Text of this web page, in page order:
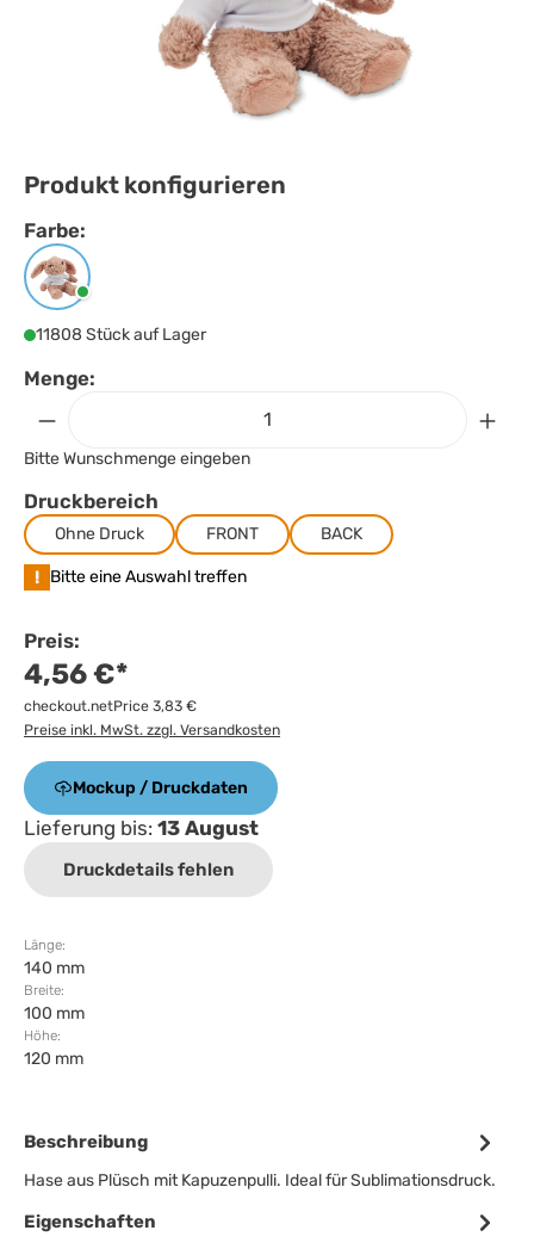
Produkt konfigurieren
Farbe:
Farbeauswählen
Weiss
11808 Stück auf Lager
Menge:
Bitte Wunschmenge eingeben
Druckbereich
Ohne Druck FRONT BACK
! Bitte eine Auswahl treffen
Preis:
4,56 €*
checkout.netPrice 3,83 €
Preise inkl. MwSt. zzgl. Versandkosten
Mockup / Druckdaten
Lieferung bis: 13 August
Druckdetails fehlen
Länge:
140 mm
Breite:
100 mm
Höhe:
120 mm
Beschreibung
Hase aus Plüsch mit Kapuzenpulli. Ideal für Sublimationsdruck.
Eigenschaften